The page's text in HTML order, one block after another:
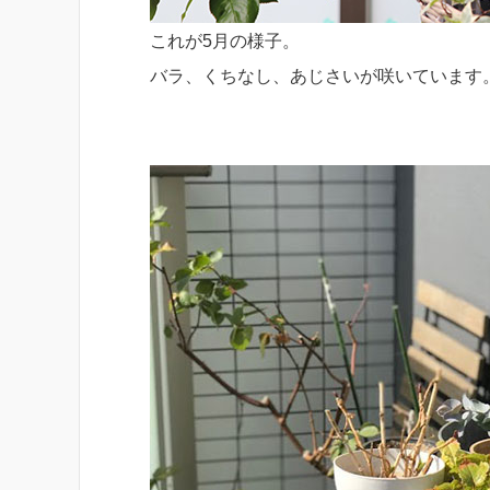
これが5月の様子。
バラ、くちなし、あじさいが咲いています